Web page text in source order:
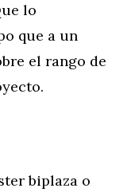
lo
que a un
el rango de
biplaza o